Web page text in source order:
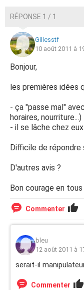
RÉPONSE 1 / 1
Gillesstf
10 août 2011 à
Bonjour,
les premières idées
- ça "passe mal"
horaires, nourriture...)
- il se lâche chez
Difficile de
D'autres avis ?
Bon courage en tous
Commenter
bleu
12 août 2011 à
serait-il
Commenter